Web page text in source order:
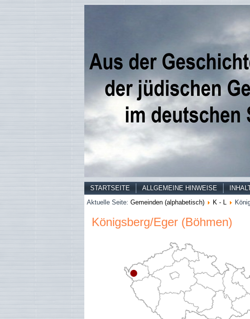
STARTSEITE ALLGEMEINE HINWEISE
Aktuelle Seite: Gemeinden (alphabetisch) K - L
Königsberg/Eger (Böhmen)